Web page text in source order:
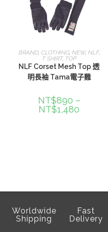
選擇規格
BRAND, CLOTHING, NEW, NLF,
T SHIRT, TOP
NLF Corset Mesh Top 透
明長袖 Tama電子雞
NT$890 –
NT$1,480
Worldwide
Shipping
Fast
Delivery